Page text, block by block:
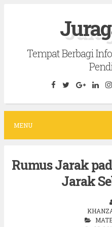
c
Tempat Berbagi
MENU
Rumus Jarak
Jarak